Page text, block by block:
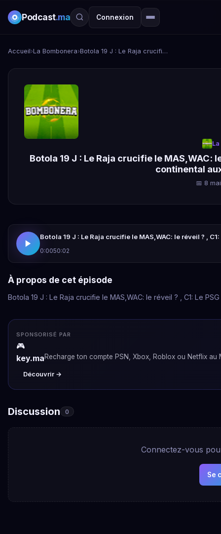
Podcast.ma Connexion
Accueil›La Bombonera› Botola 19 J : Le Raja crucifie le MAS,WAC: le réveil ? , C1: Le PSG confirme son statut d'orge continental aux dépens du Bayern
Botola 19 J : Le Raja crucifie le MAS,WAC:
continental
📅 8
Botola 19 J : Le Raja crucifie le MAS,WAC: le réveil ? ,
0:0050:02
À propos de cet épisode
Botola 19 J : Le Raja crucifie le MAS,WAC: le réveil ? , C1: Le
SPONSORISÉ PAR
🎮
key.maRecharge ton compte PSN, Xbox, Roblox ou Netflix
Découvrir →
Discussion 0
Connectez-vous
Se